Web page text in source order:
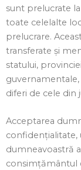
sunt prelucrate
toate celelalte
prelucrare.
transferate și
statului,
diferi de cele din
Acceptarea
confidențialitate,
dumneavoastră
consimțământul